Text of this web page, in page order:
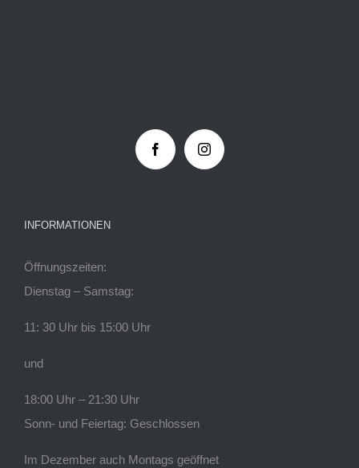
INFORMATIONEN
Öffnungszeiten:
Dienstag – Samstag:
11: 30 Uhr bis 15:00 Uhr
und
18:00 Uhr – 21:30 Uhr
Sonn- und Feiertag: Geschlossen
Im Dezember auch Montags geöffnet